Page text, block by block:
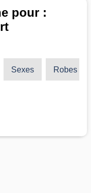
pour :
Sexes Robes